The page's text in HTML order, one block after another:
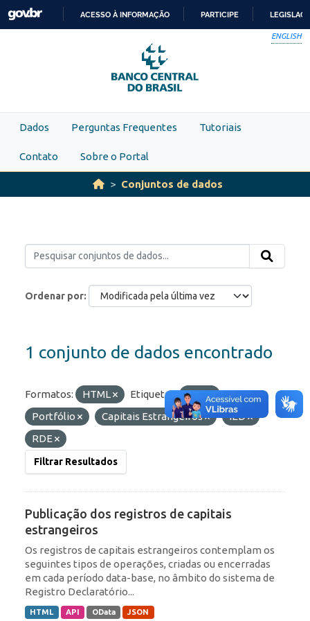
Skip to main content
PARA
O
CONTEÚDO
ACESSO À INFORMAÇÃO PARTICIPE
ENGLISH
Dados Perguntas Frequentes Tutoriais
Contato Sobre o Portal
Conjuntos de dados
Ordenar por
1 conjunto de dados encontrado
Formatos: HTML Etiquetas:
ROF
Portfólio
Capitais Estrangeiros
IED
RDE
Filtrar Resultados
Publicação dos registros de capitais
estrangeiros
Os registros de capitais estrangeiros contemplam os
seguintes tipos de operações, criadas ou encerradas
em cada período data-base, no âmbito do sistema de
Registro Declaratório...
HTML API OData JSON